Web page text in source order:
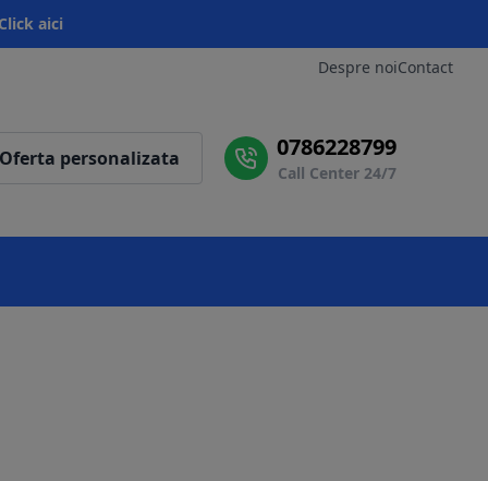
aici
Despre noiContact
Oferta personalizata 0786228799
Call Center 24/7